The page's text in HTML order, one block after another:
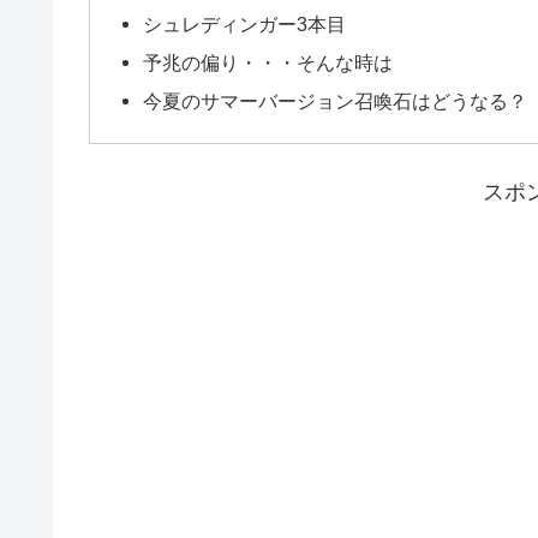
シュレディンガー3本目
予兆の偏り・・・そんな時は
今夏のサマーバージョン召喚石はどうなる？
スポ